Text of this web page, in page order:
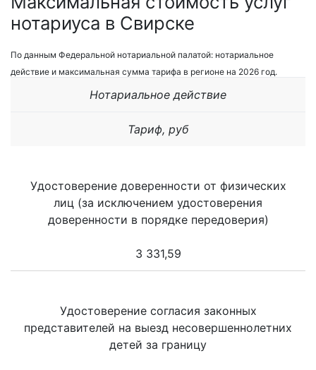
нотариуса в Свирске
По данным Федеральной нотариальной палатой: нотариальное
действие и максимальная сумма тарифа в регионе на 2026 год.
Нотариальное действие
Тариф, руб
Удостоверение доверенности от физических
лиц (за исключением удостоверения
доверенности в порядке передоверия)
3 331,59
Удостоверение согласия законных
представителей на выезд несовершеннолетних
детей за границу